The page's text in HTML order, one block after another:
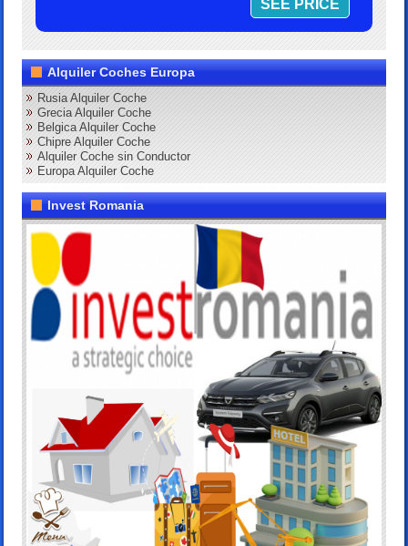
Alquiler Coches Europa
Rusia Alquiler Coche
Grecia Alquiler Coche
Belgica Alquiler Coche
Chipre Alquiler Coche
Alquiler Coche sin Conductor
Europa Alquiler Coche
Invest Romania